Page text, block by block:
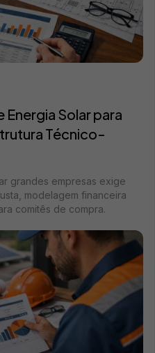
Solar para
Técnico-
grandes empresas exige
modelagem financeira
comitês de compra.